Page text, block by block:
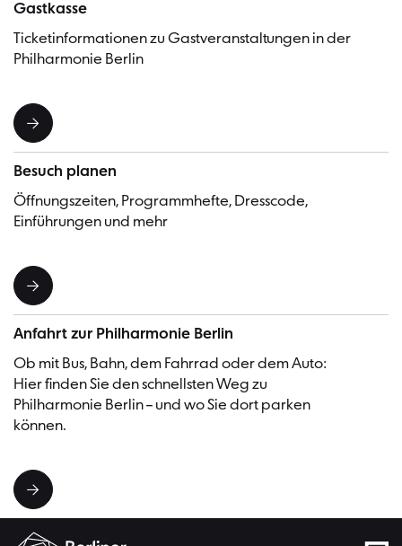
Gastkasse
Ticketinformationen zu Gastveranstaltungen in der
Philharmonie Berlin
Besuch planen
Öffnungszeiten, Programmhefte, Dresscode,
Einführungen und mehr
Anfahrt zur Philharmonie Berlin
Ob mit Bus, Bahn, dem Fahrrad oder dem Auto:
Hier finden Sie den schnellsten Weg zu
Philharmonie Berlin – und wo Sie dort parken
können.